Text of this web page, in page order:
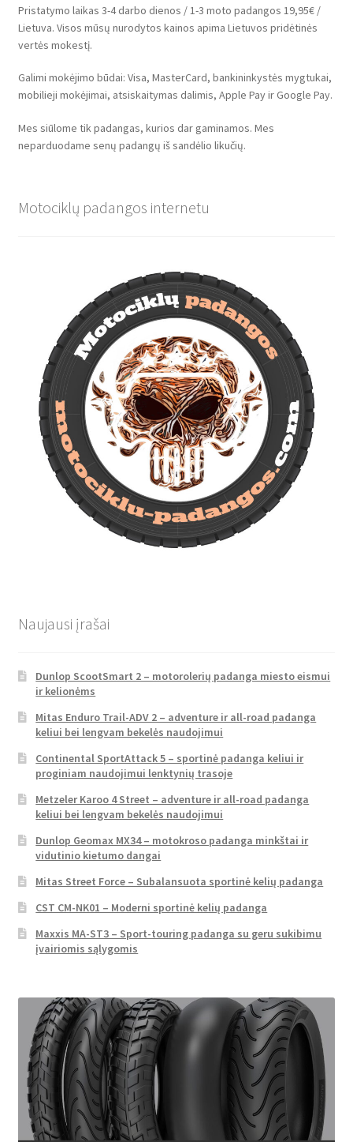
Pristatymo laikas 3-4 darbo dienos / 1-3 moto padangos 19,95€ /
Lietuva. Visos mūsų nurodytos kainos apima Lietuvos pridėtinės
vertės mokestį.
Galimi mokėjimo būdai: Visa, MasterCard, bankininkystės mygtukai,
mobilieji mokėjimai, atsiskaitymas dalimis, Apple Pay ir Google Pay.
Mes siūlome tik padangas, kurios dar gaminamos. Mes
neparduodame senų padangų iš sandėlio likučių.
Motociklų padangos internetu
Naujausi įrašai
Dunlop ScootSmart 2 – motorolerių padanga miesto eismui
ir kelionėms
Mitas Enduro Trail-ADV 2 – adventure ir all-road padanga
keliui bei lengvam bekelės naudojimui
Continental SportAttack 5 – sportinė padanga keliui ir
proginiam naudojimui lenktynių trasoje
Metzeler Karoo 4 Street – adventure ir all-road padanga
keliui bei lengvam bekelės naudojimui
Dunlop Geomax MX34 – motokroso padanga minkštai ir
vidutinio kietumo dangai
Mitas Street Force – Subalansuota sportinė kelių padanga
CST CM-NK01 – Moderni sportinė kelių padanga
Maxxis MA-ST3 – Sport-touring padanga su geru sukibimu
įvairiomis sąlygomis